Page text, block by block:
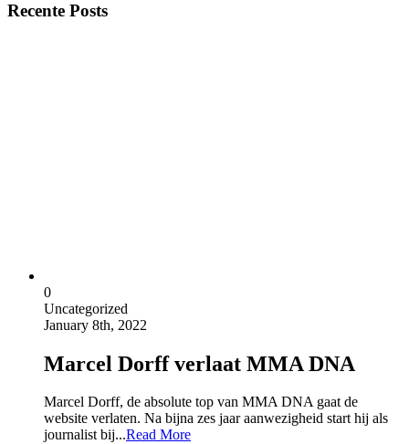
Recente Posts
0
Uncategorized
January 8th, 2022
Marcel Dorff verlaat MMA DNA
Marcel Dorff, de absolute top van MMA DNA gaat de
website verlaten. Na bijna zes jaar aanwezigheid start hij als
journalist bij...Read More